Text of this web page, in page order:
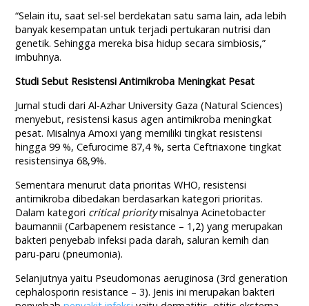
“Selain itu, saat sel-sel berdekatan satu sama lain, ada lebih
banyak kesempatan untuk terjadi pertukaran nutrisi dan
genetik. Sehingga mereka bisa hidup secara simbiosis,”
imbuhnya.
Studi Sebut Resistensi Antimikroba Meningkat Pesat
Jurnal studi dari Al-Azhar University Gaza (Natural Sciences)
menyebut, resistensi kasus agen antimikroba meningkat
pesat. Misalnya Amoxi yang memiliki tingkat resistensi
hingga 99 %, Cefurocime 87,4 %, serta Ceftriaxone tingkat
resistensinya 68,9%.
Sementara menurut data prioritas WHO, resistensi
antimikroba dibedakan berdasarkan kategori prioritas.
Dalam kategori critical prioritymisalnya Acinetobacter
baumannii (Carbapenem resistance – 1,2) yang merupakan
bakteri penyebab infeksi pada darah, saluran kemih dan
paru-paru (pneumonia).
Selanjutnya yaitu Pseudomonas aeruginosa (3rd generation
cephalosporin resistance – 3). Jenis ini merupakan bakteri